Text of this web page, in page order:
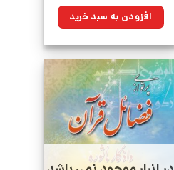
۱۶۰,۰۰۰تومان
بود.
۱۱۲,۱۶۰تومان.افزودن به سبد خرید